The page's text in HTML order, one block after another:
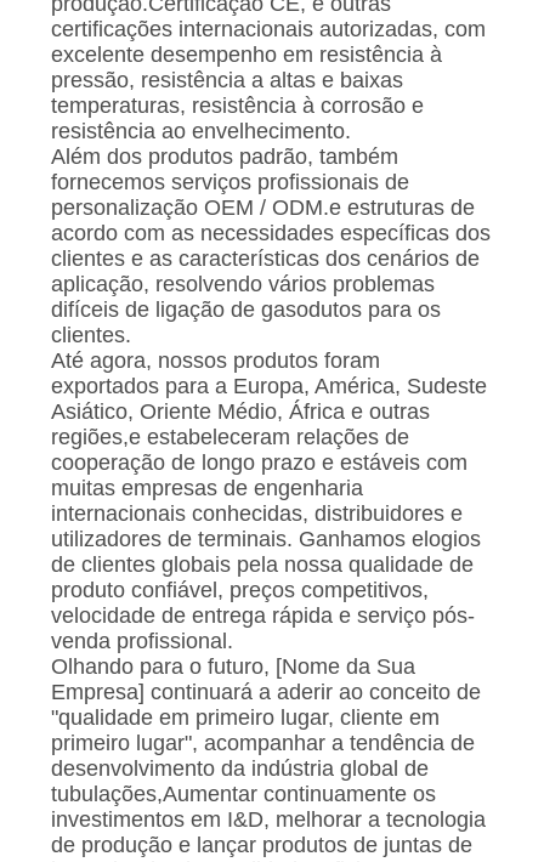
certificações internacionais autorizadas, com
excelente desempenho em resistência à
pressão, resistência a altas e baixas
temperaturas, resistência à corrosão e
resistência ao envelhecimento.
Além dos produtos padrão, também
fornecemos serviços profissionais de
personalização OEM / ODM.e estruturas de
acordo com as necessidades específicas dos
clientes e as características dos cenários de
aplicação, resolvendo vários problemas
difíceis de ligação de gasodutos para os
clientes.
Até agora, nossos produtos foram
exportados para a Europa, América, Sudeste
Asiático, Oriente Médio, África e outras
regiões,e estabeleceram relações de
cooperação de longo prazo e estáveis com
muitas empresas de engenharia
internacionais conhecidas, distribuidores e
utilizadores de terminais. Ganhamos elogios
de clientes globais pela nossa qualidade de
produto confiável, preços competitivos,
velocidade de entrega rápida e serviço pós-
venda profissional.
Olhando para o futuro, [Nome da Sua
Empresa] continuará a aderir ao conceito de
"qualidade em primeiro lugar, cliente em
primeiro lugar", acompanhar a tendência de
desenvolvimento da indústria global de
tubulações,Aumentar continuamente os
investimentos em I&D, melhorar a tecnologia
de produção e lançar produtos de juntas de